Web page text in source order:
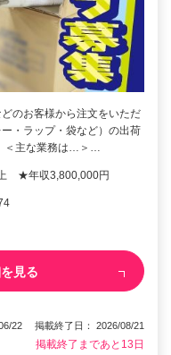
のお客様から注文をいただ
・ラップ・袋など）の出荷
＜主な業務は…＞…
★年収3,800,000円
見る
22 掲載終了日： 2026/08/21
掲載終了まであと13日